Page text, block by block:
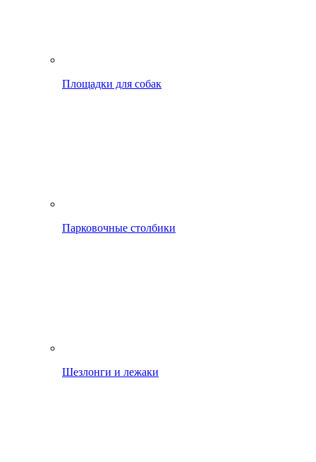
Площадки для собак
Парковочные столбики
Шезлонги и лежаки